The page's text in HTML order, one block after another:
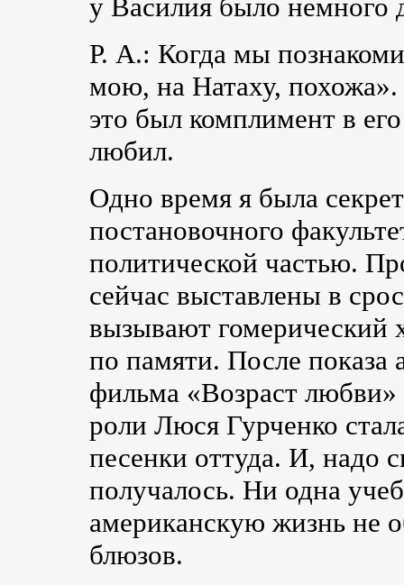
у Василия было немного
Р. А.: Когда мы
мою, на Натаху, похожа».
это был комплимент в
любил.
Одно время я была
постановочного
политической частью.
сейчас выставлены в
вызывают гомерический
по памяти. После показа
фильма «Возраст
роли Люся Гурченко
песенки оттуда. И, надо
получалось. Ни одна
американскую жизнь не
блюзов.